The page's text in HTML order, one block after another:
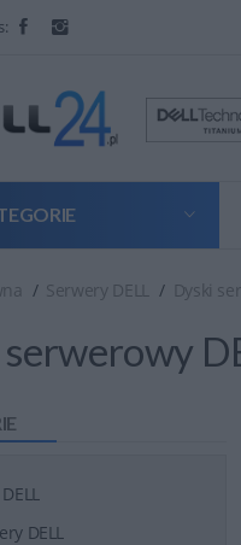
Serwery DELL Dyski
DELL